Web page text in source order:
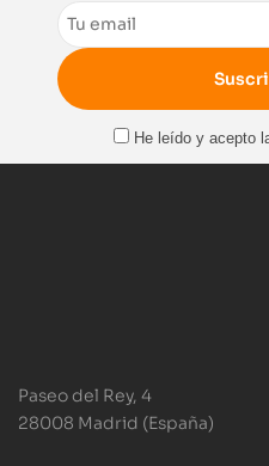
Email
He leído y acepto
Paseo del Rey, 4
28008 Madrid (España)